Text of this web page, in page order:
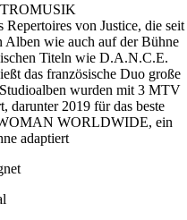
von Justice, die seit
Alben wie auch auf der Bühne
Titeln wie D.A.N.C.E.
das französische Duo große
wurden mit 3 MTV
darunter 2019 für das beste
WORLDWIDE, ein
adaptiert